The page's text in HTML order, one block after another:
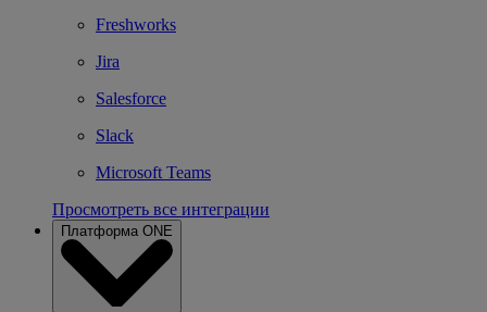
Freshworks
Jira
Salesforce
Slack
Microsoft Teams
Просмотреть все интеграции
Платформа ONE